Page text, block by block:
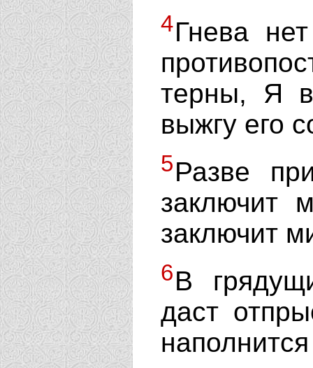
4Гнева
терны, Я
выжгу его
5Разве
заключит
заключит
6В
даст